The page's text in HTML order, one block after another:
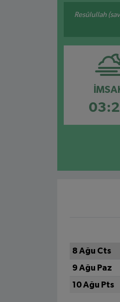
Resûlullah
8 Ağu Cts
9 Ağu Paz
10 Ağu Pts
Tüm Manşetler
Son Dakika Haberleri